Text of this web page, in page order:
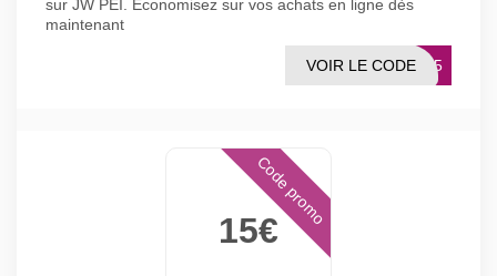
sur JW PEI. Économisez sur vos achats en ligne dès
maintenant
AFF5
VOIR LE CODE
15€
Code promo